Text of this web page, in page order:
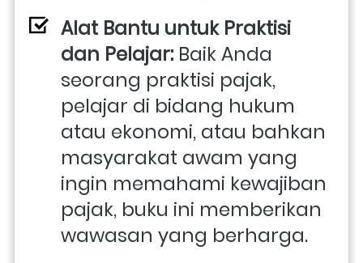
Alat Bantu untuk Praktisi
dan Pelajar: Baik Anda
seorang praktisi pajak,
pelajar di bidang hukum
atau ekonomi, atau bahkan
masyarakat awam yang
ingin memahami kewajiban
pajak, buku ini memberikan
wawasan yang berharga.